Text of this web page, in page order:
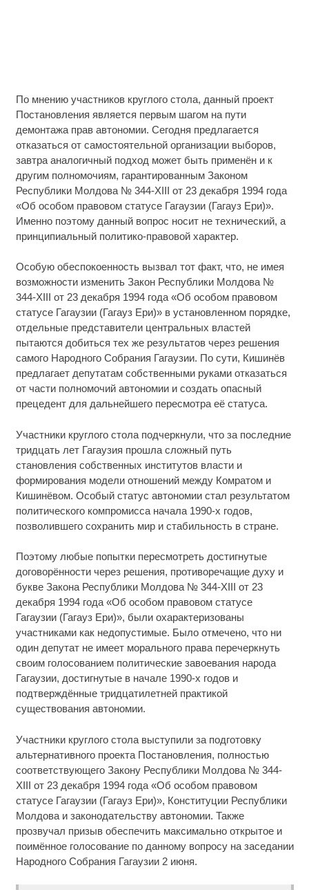
По мнению участников круглого стола, данный проект
Постановления является первым шагом на пути
демонтажа прав автономии. Сегодня предлагается
отказаться от самостоятельной организации выборов,
завтра аналогичный подход может быть применён и к
другим полномочиям, гарантированным Законом
Республики Молдова № 344-XIII от 23 декабря 1994 года
«Об особом правовом статусе Гагаузии (Гагауз Ери)».
Именно поэтому данный вопрос носит не технический, а
принципиальный политико-правовой характер.
Особую обеспокоенность вызвал тот факт, что, не имея
возможности изменить Закон Республики Молдова №
344-XIII от 23 декабря 1994 года «Об особом правовом
статусе Гагаузии (Гагауз Ери)» в установленном порядке,
отдельные представители центральных властей
пытаются добиться тех же результатов через решения
самого Народного Собрания Гагаузии. По сути, Кишинёв
предлагает депутатам собственными руками отказаться
от части полномочий автономии и создать опасный
прецедент для дальнейшего пересмотра её статуса.
Участники круглого стола подчеркнули, что за последние
тридцать лет Гагаузия прошла сложный путь
становления собственных институтов власти и
формирования модели отношений между Комратом и
Кишинёвом. Особый статус автономии стал результатом
политического компромисса начала 1990-х годов,
позволившего сохранить мир и стабильность в стране.
Поэтому любые попытки пересмотреть достигнутые
договорённости через решения, противоречащие духу и
букве Закона Республики Молдова № 344-XIII от 23
декабря 1994 года «Об особом правовом статусе
Гагаузии (Гагауз Ери)», были охарактеризованы
участниками как недопустимые. Было отмечено, что ни
один депутат не имеет морального права перечеркнуть
своим голосованием политические завоевания народа
Гагаузии, достигнутые в начале 1990-х годов и
подтверждённые тридцатилетней практикой
существования автономии.
Участники круглого стола выступили за подготовку
альтернативного проекта Постановления, полностью
соответствующего Закону Республики Молдова № 344-
XIII от 23 декабря 1994 года «Об особом правовом
статусе Гагаузии (Гагауз Ери)», Конституции Республики
Молдова и законодательству автономии. Также
прозвучал призыв обеспечить максимально открытое и
поимённое голосование по данному вопросу на заседании
Народного Собрания Гагаузии 2 июня.